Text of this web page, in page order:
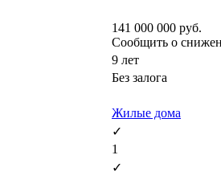
141 000 000 руб.
Сообщить о
9 лет
Без залога
Жилые дома
✓
1
✓